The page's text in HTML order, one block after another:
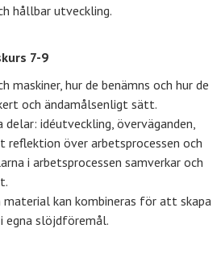
hållbar utveckling.
7-9
maskiner, hur de benämns och hur de
och ändamålsenligt sätt.
idéutveckling, överväganden,
över arbetsprocessen och
i arbets­processen samverkar och
kan kombineras för att skapa
egna slöjdföremål.